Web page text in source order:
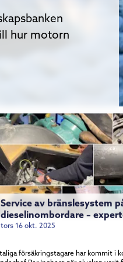
hur motorn
Service av bränslesystem
dieselinombordare –
tors 16 okt. 2025
försäkringstagare har kommit i